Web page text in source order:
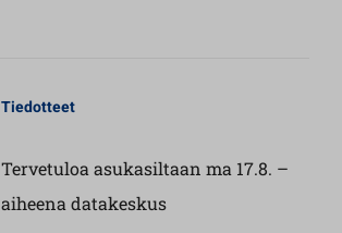
Tiedotteet
Tervetuloa asukasiltaan ma 17.8. –
aiheena datakeskus